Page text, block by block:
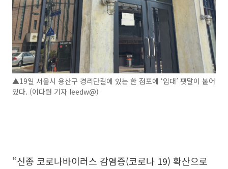
▲19일 서울시 용산구 경리단길에 있는 한 점포에 ‘임대’ 팻말이 붙어
있다. (이다원 기자 leedw@)
“신종 코로나바이러스 감염증(코로나 19) 확산으로